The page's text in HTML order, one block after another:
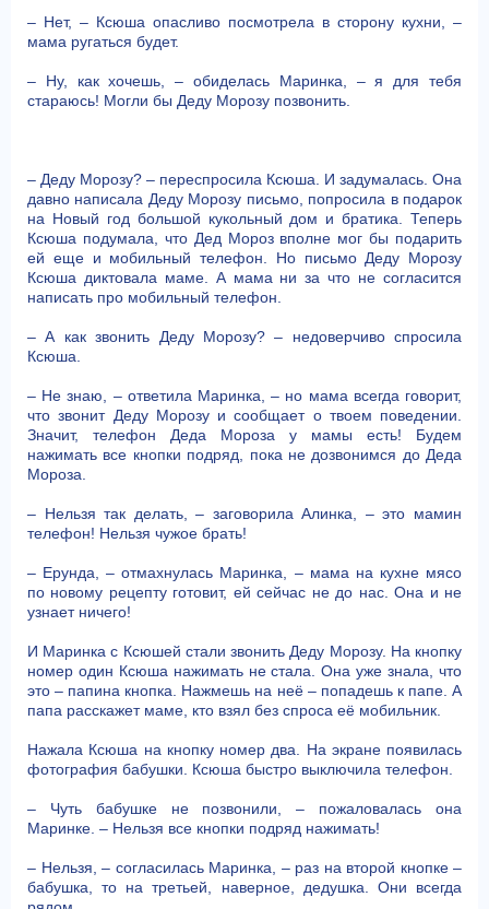
– Нет, – Ксюша опасливо посмотрела в сторону кухни, –
мама ругаться будет.
– Ну, как хочешь, – обиделась Маринка, – я для тебя
стараюсь! Могли бы Деду Морозу позвонить.
– Деду Морозу? – переспросила Ксюша. И задумалась. Она
давно написала Деду Морозу письмо, попросила в подарок
на Новый год большой кукольный дом и братика. Теперь
Ксюша подумала, что Дед Мороз вполне мог бы подарить
ей еще и мобильный телефон. Но письмо Деду Морозу
Ксюша диктовала маме. А мама ни за что не согласится
написать про мобильный телефон.
– А как звонить Деду Морозу? – недоверчиво спросила
Ксюша.
– Не знаю, – ответила Маринка, – но мама всегда говорит,
что звонит Деду Морозу и сообщает о твоем поведении.
Значит, телефон Деда Мороза у мамы есть! Будем
нажимать все кнопки подряд, пока не дозвонимся до Деда
Мороза.
– Нельзя так делать, – заговорила Алинка, – это мамин
телефон! Нельзя чужое брать!
– Ерунда, – отмахнулась Маринка, – мама на кухне мясо
по новому рецепту готовит, ей сейчас не до нас. Она и не
узнает ничего!
И Маринка с Ксюшей стали звонить Деду Морозу. На кнопку
номер один Ксюша нажимать не стала. Она уже знала, что
это – папина кнопка. Нажмешь на неё – попадешь к папе. А
папа расскажет маме, кто взял без спроса её мобильник.
Нажала Ксюша на кнопку номер два. На экране появилась
фотография бабушки. Ксюша быстро выключила телефон.
– Чуть бабушке не позвонили, – пожаловалась она
Маринке. – Нельзя все кнопки подряд нажимать!
– Нельзя, – согласилась Маринка, – раз на второй кнопке –
бабушка, то на третьей, наверное, дедушка. Они всегда